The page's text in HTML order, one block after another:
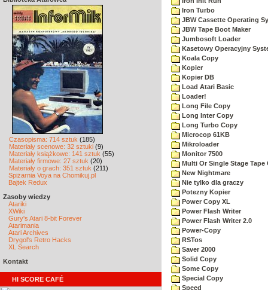
Czasopisma: 714 sztuk (185)
Materiały scenowe: 32 sztuki (9)
Materiały książkowe: 141 sztuk (55)
Materiały firmowe: 27 sztuk (20)
Materiały o grach: 351 sztuk (211)
Spiżarnia Voya na Chomikuj.pl
Bajtek Redux
Zasoby wiedzy
Atariki
XWiki
Gury's Atari 8-bit Forever
Atarimania
Atari Archives
Drygol's Retro Hacks
XL Search
Kontakt
HI SCORE CAFÉ
Iron Turbo
JBW Cassette Operating
JBW Tape Boot Maker
Jumbosoft Loader
Kasetowy Operacyjny
Koala Copy
Kopier
Kopier DB
Load Atari Basic
Loader!
Long File Copy
Long Inter Copy
Long Turbo Copy
Microcop 61KB
Mikroloader
Monitor 7500
Multi Or Single Stage Tape
New Nightmare
Nie tylko dla graczy
Potezny Kopier
Power Copy XL
Power Flash Writer
Power Flash Writer 2.0
Power-Copy
RSTos
Saver 2000
Solid Copy
Some Copy
Special Copy
Speed